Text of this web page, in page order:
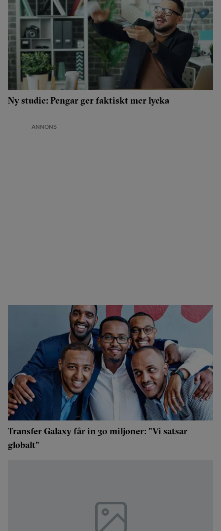
Ny studie: Pengar ger faktiskt mer lycka
ANNONS
Transfer Galaxy får in 30 miljoner: "Vi satsar
globalt"